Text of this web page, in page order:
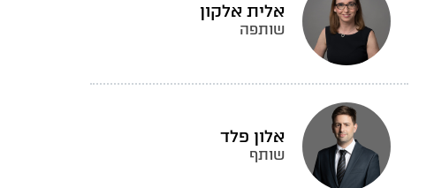
אלית אלקון
שותפה
אלון פלד
שותף